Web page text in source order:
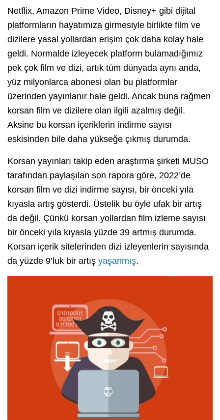
Netflix, Amazon Prime Video, Disney+ gibi dijital
platformların hayatımıza girmesiyle birlikte film ve
dizilere yasal yollardan erişim çok daha kolay hale
geldi. Normalde izleyecek platform bulamadığımız
pek çok film ve dizi, artık tüm dünyada aynı anda,
yüz milyonlarca abonesi olan bu platformlar
üzerinden yayınlanır hale geldi. Ancak buna rağmen
korsan film ve dizilere olan ilgili azalmış değil.
Aksine bu korsan içeriklerin indirme sayısı
eskisinden bile daha yükseğe çıkmış durumda.
Korsan yayınları takip eden araştırma şirketi MUSO
tarafından paylaşılan son rapora göre, 2022’de
korsan film ve dizi indirme sayısı, bir önceki yıla
kıyasla artış gösterdi. Üstelik bu öyle ufak bir artış
da değil. Çünkü korsan yollardan film izleme sayısı
bir önceki yıla kıyasla yüzde 39 artmış durumda.
Korsan içerik sitelerinden dizi izleyenlerin sayısında
da yüzde 9’luk bir artış yaşanmış.